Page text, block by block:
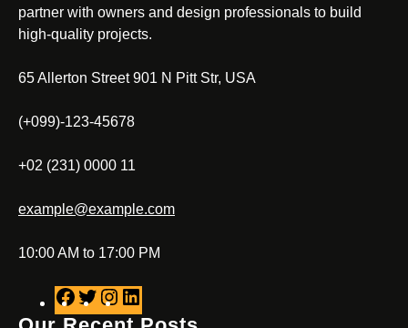
partner with owners and design professionals to build
high-quality projects.
65 Allerton Street 901 N Pitt Str, USA
(+099)-123-45678
+02 (231) 0000 11
example@example.com
10:00 AM to 17:00 PM
F
a
T
w
n
i